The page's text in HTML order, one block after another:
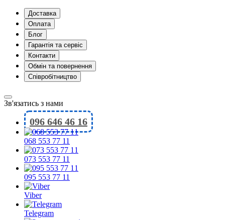
Доставка
Оплата
Блог
Гарантія та сервіс
Контакти
Обмін та повернення
Співробітництво
Зв'язатись з нами
096 646 46 16
068 553 77 11
073 553 77 11
095 553 77 11
Viber
Telegram